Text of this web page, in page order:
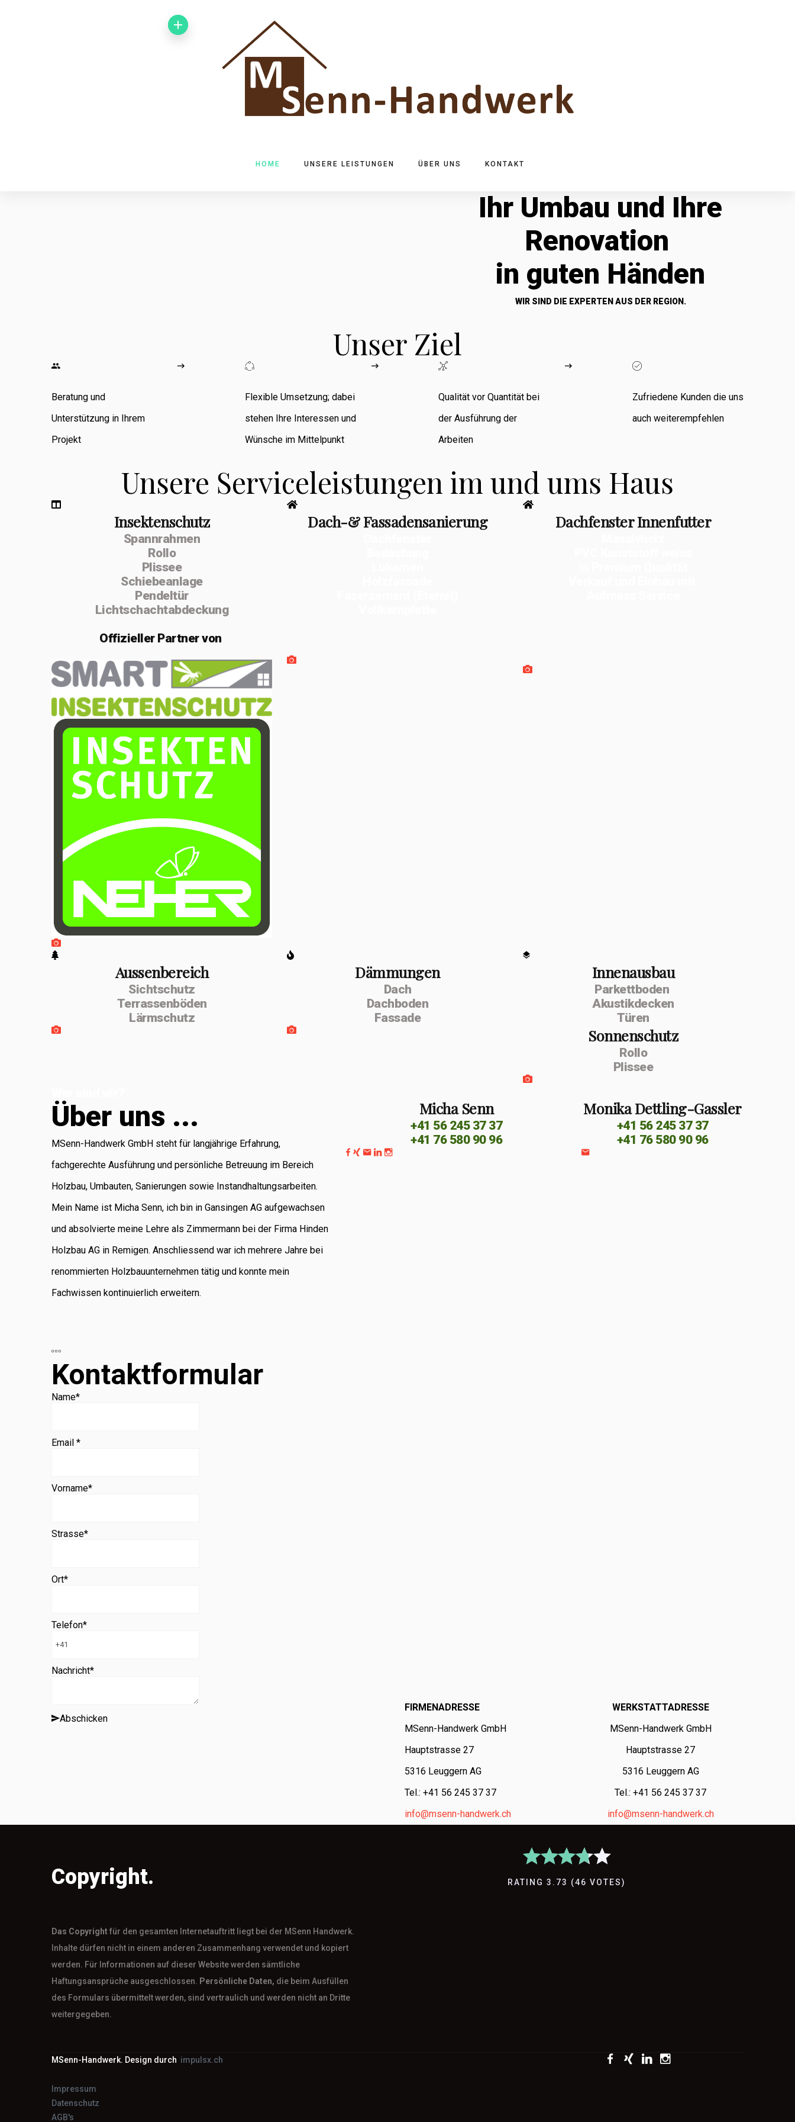
HOME UNSERE LEISTUNGEN ÜBER UNS KONTAKT
Ihr Umbau und Ihre
Renovation
in guten Händen
WIR SIND DIE EXPERTEN AUS DER REGION.
Unser Ziel
Beratung und
Unterstützung in Ihrem
Projekt
Flexible Umsetzung; dabei
stehen Ihre Interessen und
Wünsche im Mittelpunkt
Qualität vor Quantität bei
der Ausführung der
Arbeiten
Zufriedene Kunden die uns
auch weiterempfehlen
Unsere Serviceleistungen im und ums Haus
Insektenschutz
Spannrahmen
Rollo
Plissee
Schiebeanlage
Pendeltür
Lichtschachtabdeckung
OffiziellerPartner von
Dach-& Fassadensanierung Dachfenster Innenfutter
Aussenbereich
Sichtschutz
Terrassenböden
Lärmschutz
Dämmungen
Dach
Dachboden
Fassade
Innenausbau
Parkettboden
Akustikdecken
Türen
Sonnenschutz
Rollo
Plissee
Über uns ...
MSenn-Handwerk GmbH steht für langjährige Erfahrung,
fachgerechte Ausführung und persönliche Betreuung im Bereich
Holzbau, Umbauten, Sanierungen sowie Instandhaltungsarbeiten.
Mein Name ist Micha Senn, ich bin in Gansingen AG aufgewachsen
und absolvierte meine Lehre als Zimmermann bei der Firma Hinden
Holzbau AG in Remigen. Anschliessend war ich mehrere Jahre bei
renommierten Holzbauunternehmen tätig und konnte mein
Fachwissen kontinuierlich erweitern.
Zimmerarbeiten,
Umbauten,
Sanierungen
Im Februar 2020
gründete ich die
Einzelfirma
Februar 2026 die
Umwandlung zur
Handwerk GmbH.
Unterstützt
Monika Dettling-
und Buchhaltung
verantwortlich ist.
Als regional
verankertes
Unternehmen
grossen Wert auf
Zuverlässigkeit
Micha Senn
+41 56 245 37 37
+41 76 580 90 96
Monika Dettling-Gassler
+41 56 245 37 37
+41 76 580 90 96
Kontaktformular
Name*
Email *
Vorname*
Strasse*
Ort*
Telefon*
Nachricht*
Abschicken
FIRMENADRESSE
MSenn-Handwerk GmbH
Hauptstrasse 27
5316 Leuggern AG
Tel.: +41 56 245 37 37
info@msenn-handwerk.ch
WERKSTATTADRESSE
MSenn-Handwerk GmbH
Hauptstrasse 27
5316 Leuggern AG
Tel.: +41 56 245 37 37
info@msenn-handwerk.ch
Copyright.
Das Copyrightfür den gesamten Internetauftritt liegt bei der MSenn Handwerk.
Inhalte dürfen nicht in einem anderen Zusammenhang verwendet und kopiert
werden. Für Informationen auf dieser Website werden sämtliche
Haftungsansprüche ausgeschlossen. Persönliche Daten, die beim Ausfüllen
des Formulars übermittelt werden, sind vertraulich und werden nicht an Dritte
weitergegeben.
RATING3.73 (46 VOTES)
MSenn-Handwerk. Design durch impulsx.ch
Impressum
Datenschutz
AGB's